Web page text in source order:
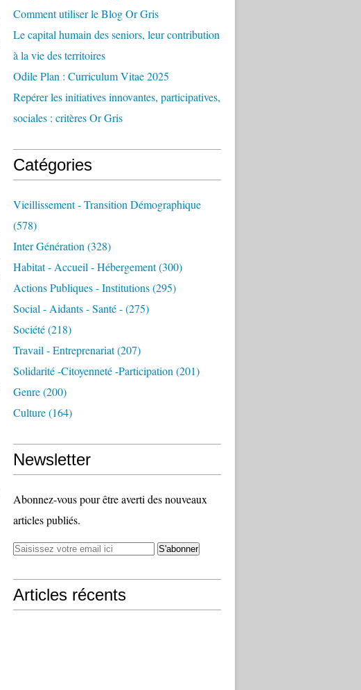
Comment utiliser le Blog Or Gris
Le capital humain des seniors, leur contribution
à la vie des territoires
Odile Plan : Curriculum Vitae 2025
Repérer les initiatives innovantes, participatives,
sociales : critères Or Gris
Catégories
Vieillissement - Transition Démographique
(578)
Inter Génération (328)
Habitat - Accueil - Hébergement(300)
Actions Publiques - Institutions(295)
Social - Aidants - Santé -(275)
Société(218)
Travail - Entreprenariat(207)
Solidarité -citoyenneté -participation (201)
Genre(200)
Culture(164)
Newsletter
Abonnez-vous pour être averti des nouveaux
articles publiés.
Articles récents